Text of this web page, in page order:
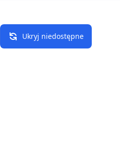
Ukryj niedostępne